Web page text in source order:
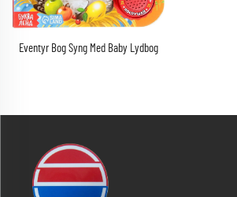
Eventyr Bog Syng Med Baby Lydbog